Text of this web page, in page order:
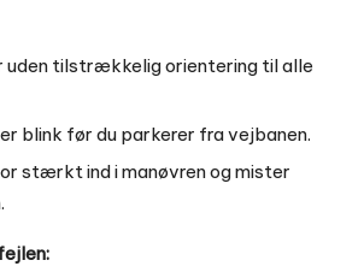
uden tilstrækkelig orientering til alle
blink før du parkerer fra vejbanen.
stærkt ind i manøvren og mister